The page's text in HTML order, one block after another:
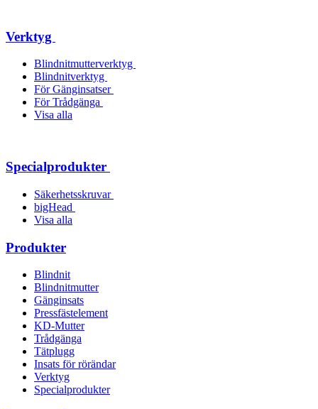
Verktyg
Blindnitmutterverktyg
Blindnitverktyg
För Gänginsatser
För Trådgänga
Visa alla
Specialprodukter
Säkerhetsskruvar
bigHead
Visa alla
Produkter
Blindnit
Blindnitmutter
Gänginsats
Pressfästelement
KD-Mutter
Trådgänga
Tätplugg
Insats för rörändar
Verktyg
Specialprodukter